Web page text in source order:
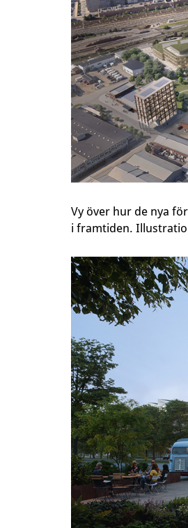
Vy över hur de nya
i framtiden.